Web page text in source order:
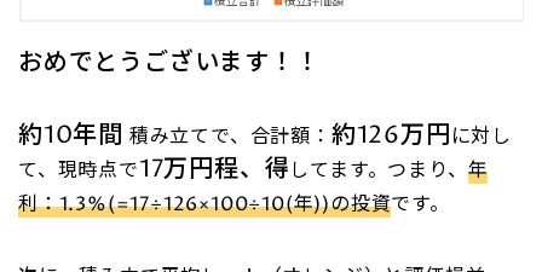
おめでとうございます！！
約10年間 積み立てで、合計額： 約126万円に対し
て、現時点で17万円程、得してます。つまり、 年
利：1.3%(=17÷126×100÷10(年))の投資です。